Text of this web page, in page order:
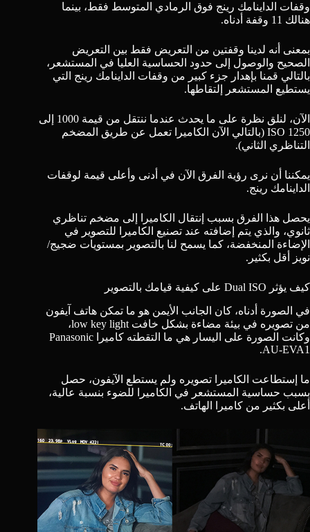
وقفات الداينامك رينج فوق الرمادي المتوسط فقط​​، بينما
هنالك 11 وقفة أدناه.
بمعنى أنه لدينا وقفتين من التعريض فقط بين التعريض
الصحيح والوصول إلى حدود الحساسية العليا في المستشعر،
بالتالي قمنا بإهدار جزء كبير من وقفات الداينامك رينج التي
يستطيع المستشعر إلتقاطها.
الآن، لنلق نظرة على ما يحدث عندما ننتقل من قيمة 1000 إلى
1250 ISO (بالتالي الآن الكاميرا تعمل عن طريق المضخم
التناظري الثاني).
يمكننا أن نرى رؤية الفرق الآن في أدنى وأعلى قيمة لوقفات
الداينامك رينج.
يحصل هذا الفرق بسبب إنتقال الكاميرا إلى مضخم تناظري
ثانوي، والذي يتم إضافته عند تصنيع الكاميرا للتصوير في
الإضاءة المنخفضة، كما يسمح لنا بالتصوير بمستويات ضجيج/
نويز أقل بكثير.
كيف يؤثر Dual ISO على كيفية قيامك بالتصوير
في الصورة أدناه، كان الجانب الأيمن هو ما تمكن هاتف آيفون
من تصويره في بيئة مضاءة بشكل خافت low key light،
وكانت الصورة على اليسار هي ما التقطته كاميرا Panasonic
AU-EVA1.
ما إستطاعت الكاميرا تصويره ولم يستطع الآيفون، حصل
بسبب حساسية المستشعر في الكاميرا للضوء بنسبة عالية،
أعلى بكثير من كاميرا الهاتف.